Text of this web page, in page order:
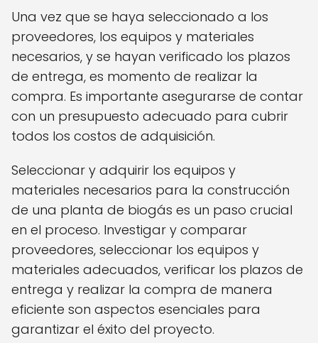
Una vez que se haya seleccionado a los
proveedores, los equipos y materiales
necesarios, y se hayan verificado los plazos
de entrega, es momento de realizar la
compra. Es importante asegurarse de contar
con un presupuesto adecuado para cubrir
todos los costos de adquisición.
Seleccionar y adquirir los equipos y
materiales necesarios para la construcción
de una planta de biogás es un paso crucial
en el proceso. Investigar y comparar
proveedores, seleccionar los equipos y
materiales adecuados, verificar los plazos de
entrega y realizar la compra de manera
eficiente son aspectos esenciales para
garantizar el éxito del proyecto.